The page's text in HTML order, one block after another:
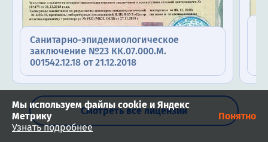
Санитарно-эпидемиологическое
заключение №23 КК.07.000.М.
001542.12.18 от 21.12.2018
Смотреть все лицензии
Мы используем файлы cookie и Яндекс
Метрику
Узнать подробнее
Понятно